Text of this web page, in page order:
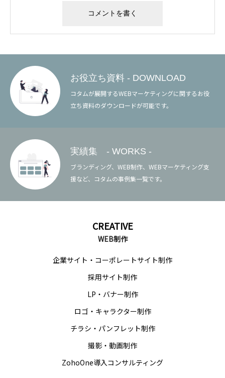
お役立ち資料 - DOWNLOAD
コタムが展開するWEBマーケティングに関するお役
立ち資料のダウンロードが可能です。
実績集 - WORKS -
ブランディング、WEB制作、WEBマーケティング支
援など、コタムの事例集一覧です。
CREATIVE
WEB制作
企業サイト・コーポレートサイト制作
採用サイト制作
LP・バナー制作
ロゴ・キャラクター制作
チラシ・パンフレット制作
撮影・動画制作
ZohoOne導入コンサルティング